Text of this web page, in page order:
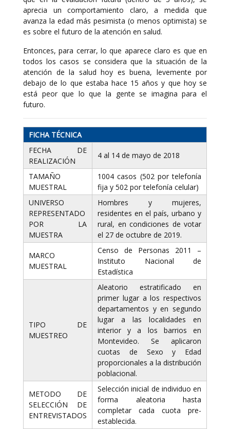
aprecia un comportamiento claro, a medida que
avanza la edad más pesimista (o menos optimista) se
es sobre el futuro de la atención en salud.
Entonces, para cerrar, lo que aparece claro es que en
todos los casos se considera que la situación de la
atención de la salud hoy es buena, levemente por
debajo de lo que estaba hace 15 años y que hoy se
está peor que lo que la gente se imagina para el
futuro.
FICHA TÉCNICA
FECHA DE
REALIZACIÓN
4 al 14 de mayo de 2018
TAMAÑO
MUESTRAL
1004 casos (502 por telefonía
fija y 502 por telefonía celular)
UNIVERSO
REPRESENTADO
POR LA
MUESTRA
Hombres y mujeres,
residentes en el país, urbano y
rural, en condiciones de votar
el 27 de octubre de 2019.
MARCO
MUESTRAL
Censo de Personas 2011 –
Instituto Nacional de
Estadística
TIPO DE
MUESTREO
Aleatorio estratificado en
primer lugar a los respectivos
departamentos y en segundo
lugar a las localidades en
interior y a los barrios en
Montevideo. Se aplicaron
cuotas de Sexo y Edad
proporcionales a la distribución
poblacional.
METODO DE
SELECCIÓN DE
ENTREVISTADOS
Selección inicial de individuo en
forma aleatoria hasta
completar cada cuota pre-
establecida.